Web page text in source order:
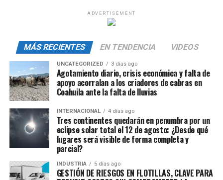
ADVERTISEMENT
MÁS RECIENTES EN TENDENCIA VIDEOS
UNCATEGORIZED 3 días ago
Agotamiento diario, crisis económica y falta de
apoyo acorralan a los criadores de cabras en
Coahuila ante la falta de lluvias
INTERNACIONAL 4 días ago
Tres continentes quedarán en penumbra por un
eclipse solar total el 12 de agosto: ¿Desde qué
lugares será visible de forma completa y
parcial?
INDUSTRIA 5 días ago
GESTIÓN DE RIESGOS EN FLOTILLAS, CLAVE PARA